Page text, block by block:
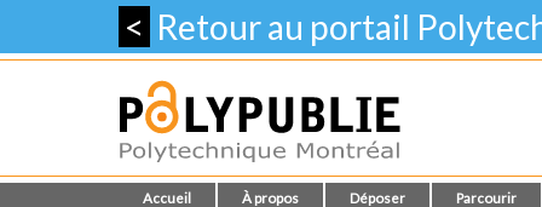
< Retour au portail
Accueil À propos Déposer Parcourir